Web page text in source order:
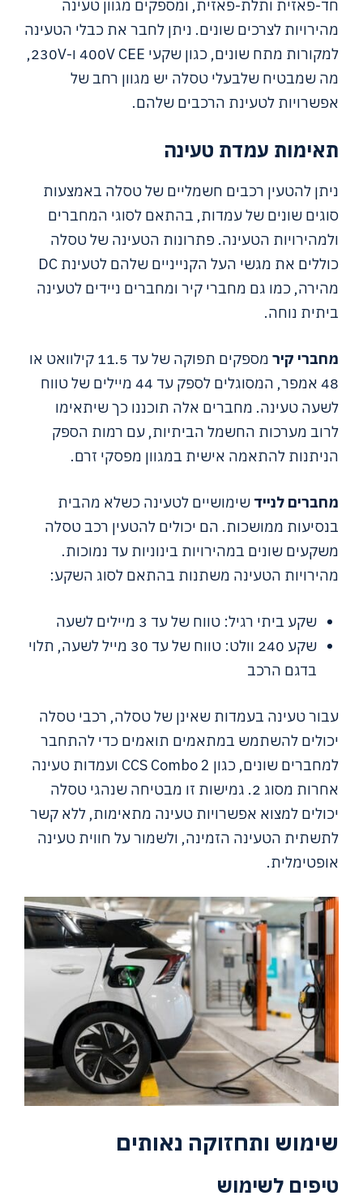
חד-פאזית ותלת-פאזית, ומספקים מגוון טעינה
מהירויות לצרכים שונים. ניתן לחבר את כבלי הטעינה
למקורות מתח שונים, כגון שקעי 400V CEE ו-230V,
מה שמבטיח שלבעלי טסלה יש מגוון רחב של
אפשרויות לטעינת הרכבים שלהם.
תאימות עמדת טעינה
ניתן להטעין רכבים חשמליים של טסלה באמצעות
סוגים שונים של עמדות, בהתאם לסוגי המחברים
ולמהירויות הטעינה. פתרונות הטעינה של טסלה
כוללים את מגשי העל הקנייניים שלהם לטעינת DC
מהירה, כמו גם מחברי קיר ומחברים ניידים לטעינה
ביתית נוחה.
מחברי קיר
מספקים תפוקה של עד 11.5 קילוואט או
48 אמפר, המסוגלים לספק עד 44 מיילים של טווח
לשעה טעינה. מחברים אלה תוכננו כך שיתאימו
לרוב מערכות החשמל הביתיות, עם רמות הספק
הניתנות להתאמה אישית במגוון מפסקי זרם.
מחברים לנייד שימושיים לטעינה כשלא מהבית
בנסיעות ממושכות. הם יכולים להטעין רכב טסלה
משקעים שונים במהירויות בינוניות עד נמוכות.
מהירויות הטעינה משתנות בהתאם לסוג השקע:
שקע ביתי רגיל: טווח של עד 3 מיילים לשעה
שקע 240 וולט: טווח של עד 30 מייל לשעה, תלוי
בדגם הרכב
עבור טעינה בעמדות שאינן של טסלה, רכבי טסלה
יכולים להשתמש במתאמים תואמים כדי להתחבר
למחברים שונים, כגון CCS Combo 2 ועמדות טעינה
אחרות מסוג 2. גמישות זו מבטיחה שנהגי טסלה
יכולים למצוא אפשרויות טעינה מתאימות, ללא קשר
לתשתית הטעינה הזמינה, ולשמור על חווית טעינה
אופטימלית.
שימוש ותחזוקה נאותים
טיפים לשימוש